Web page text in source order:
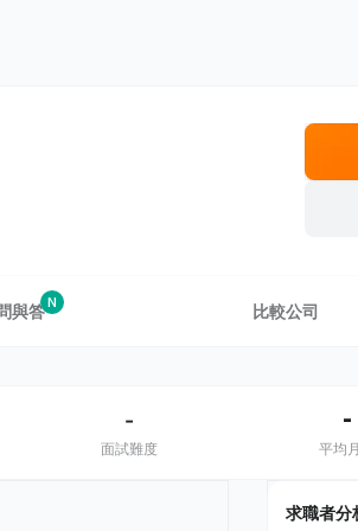
與答N 比較公司
-
面試難度
-
平均
求職者分